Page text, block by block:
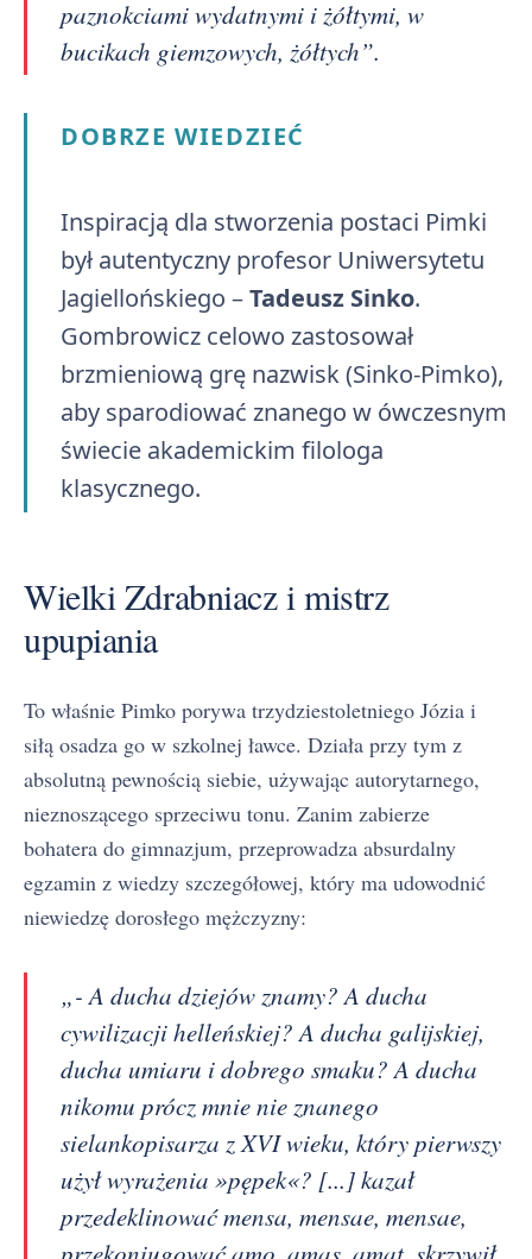
paznokciami wydatnymi i żółtymi, w
bucikach giemzowych, żółtych”.
DOBRZE WIEDZIEĆ
Inspiracją dla stworzenia postaci Pimki
był autentyczny profesor Uniwersytetu
Jagiellońskiego –Tadeusz Sinko.
Gombrowicz celowo zastosował
brzmieniową grę nazwisk (Sinko-Pimko),
aby sparodiować znanego w ówczesnym
świecie akademickim filologa
klasycznego.
Wielki Zdrabniacz i mistrz
upupiania
To właśnie Pimko porywa trzydziestoletniego Józia i
siłą osadza go w szkolnej ławce. Działa przy tym z
absolutną pewnością siebie, używając autorytarnego,
nieznoszącego sprzeciwu tonu. Zanim zabierze
bohatera do gimnazjum, przeprowadza absurdalny
egzamin z wiedzy szczegółowej, który ma udowodnić
niewiedzę dorosłego mężczyzny:
„- A ducha dziejów znamy? A ducha
cywilizacji helleńskiej? A ducha galijskiej,
ducha umiaru i dobrego smaku? A ducha
nikomu prócz mnie nie znanego
sielankopisarza z XVI wieku, który pierwszy
użył wyrażenia »pępek«? [...] kazał
przedeklinować mensa, mensae, mensae,